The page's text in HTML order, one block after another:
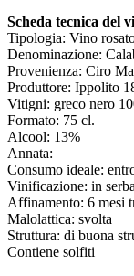
Scheda tecnica del
Tipologia: Vino
Denominazione:
Provenienza: Ciro
Produttore: Ippolito
Vitigni: greco nero
Formato: 75 cl.
Alcool: 13%
Annata:
Consumo ideale:
Vinificazione: in
Affinamento: 6 mesi
Malolattica: svolta
Struttura: di buona
Contiene solfiti